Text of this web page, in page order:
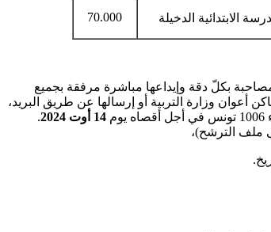
الابتدائية الدخيلة 70.000
بكلّ دقة وإيداعها مباشرة مرفقة بجميع
أعوان وزارة التربية أو إرسالها عن طريق البريد،
14 أوت 2024
.
ملف الترشح)،